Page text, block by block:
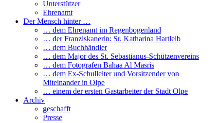
Unterstützer
Ehrenamt
Der Mensch hinter …
… dem Ehrenamt im Regenbogenland
… der Franziskanerin: Sr. Katharina Hartleib
… dem Buchhändler
… dem Major des St. Sebastianus-Schützenvereins
… dem Fotografen Bahaa Al Masris
… dem Ex-Schulleiter und Vorsitzender von
Miteinander in Olpe
… einem der ersten Gastarbeiter der Stadt Olpe
Archiv
geschafft
Presse